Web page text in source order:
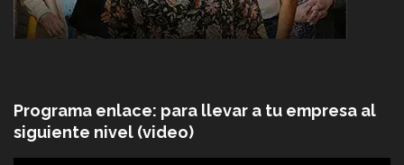
Programa enlace: para llevar a tu empresa al
siguiente nivel (video)